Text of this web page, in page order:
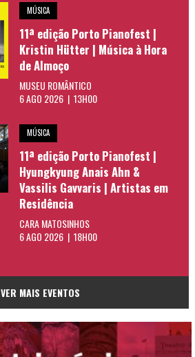
MÚSICA
11ª edição Porto Pianofest |
Kristin Hütter | Música à Hora
de Almoço
MUSEU ROMÂNTICO
6 AGO 2026 | 13H00
MÚSICA
11ª edição Porto Pianofest |
Hyungkyung Anais Ahn &
Vassilis Gavvaris | Artistas em
Residência
CARA MATOSINHOS
6 AGO 2026 | 18H00
VER MAIS EVENTOS